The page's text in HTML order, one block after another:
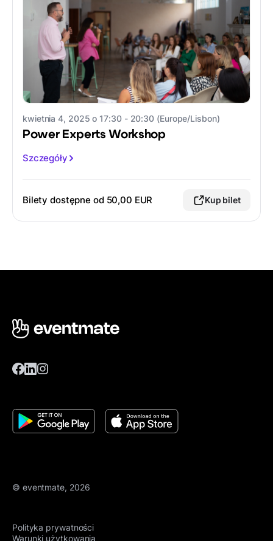
kwietnia 4, 2025 o 17:30 - 20:30 (Europe/Lisbon)
Power Experts Workshop
Szczegóły
Bilety dostępne od 50,00 EUR Kup bilet
© eventmate, 2026
Polityka prywatności
Warunki użytkowania